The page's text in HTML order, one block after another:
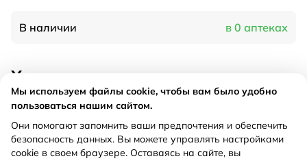
В наличии в 0 аптеках
Характеристики
Производитель
Рецепт
Не требуется
Мы используем файлы cookie, чтобы вам было удобно
пользоваться нашим сайтом.
Они помогают запомнить ваши предпочтения и обеспечить
безопасность данных. Вы можете управлять настройками
cookie в своем браузере. Оставаясь на сайте, вы